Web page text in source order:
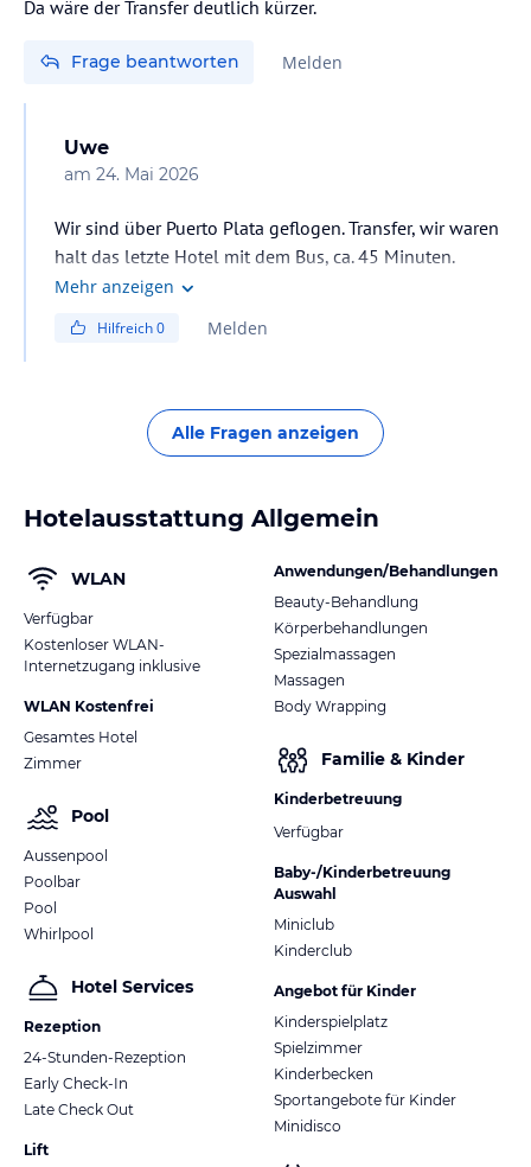
- zwei auβen Pools
- vier Jacuzzis
- ein Kinderbecken (Planschbecken)
Grünflächen, Liegeflächen mit Palmenbäumen, Liegestühle und
Sonnenschirme am Pool, Liegestühle am Strand, Badedtuch-Service
Hinweis: Allgemeine und unverbindliche
ohne Gewähr und ohne Prüfung durch HolidayCheck. Bitte
lies vor der Buchung die verbindlichen
Da wäre der Transfer deutlich kürzer.
Frage beantworten Melden
Uwe
am 24. Mai 2026
Wir sind über Puerto Plata geflogen. Transfer, wir waren
halt das letzte Hotel mit dem Bus, ca. 45 Minuten.
Mehr anzeigen
Hilfreich0 Melden
Alle Fragen anzeigen
Hotelausstattung Allgemein
WLAN
Verfügbar
Kostenloser WLAN-
Internetzugang inklusive
WLAN Kostenfrei
Gesamtes Hotel
Zimmer
Pool
Aussenpool
Poolbar
Pool
Whirlpool
Hotel Services
Rezeption
24-Stunden-Rezeption
Early Check-In
Late Check Out
Lift
Anwendungen/Behandlungen
Beauty-Behandlung
Körperbehandlungen
Spezialmassagen
Massagen
Body Wrapping
Familie & Kinder
Kinderbetreuung
Verfügbar
Baby-/Kinderbetreuung
Auswahl
Miniclub
Kinderclub
Angebot für Kinder
Kinderspielplatz
Spielzimmer
Kinderbecken
Sportangebote für Kinder
Minidisco